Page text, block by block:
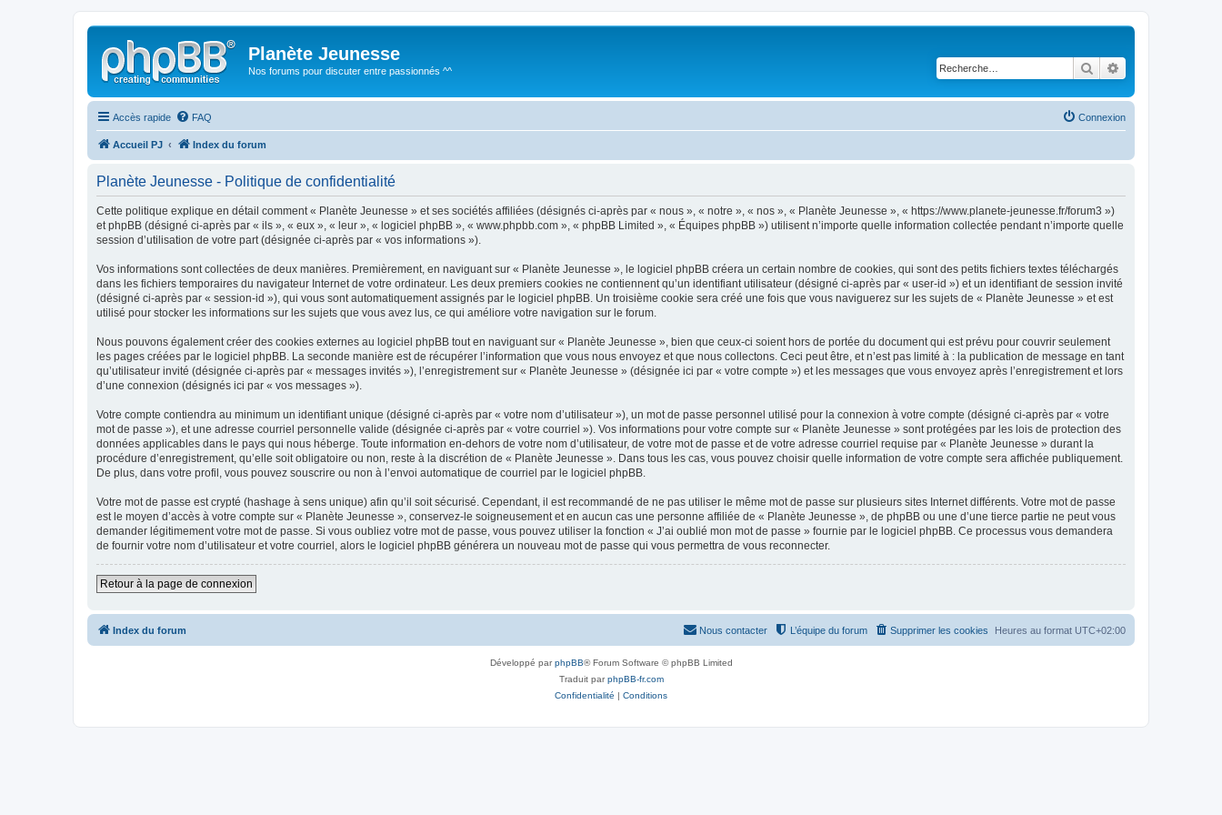
Planète Jeunesse
Nos forums pour discuter entre passionnés ^^ Rechercher
Accès rapide FAQ Connexion
Accueil PJ Index du forum
Planète Jeunesse - Politique de confidentialité
Cette politique explique en détail comment « Planète Jeunesse » et ses sociétés affiliées (désignés ci-après par « nous », « notre », « nos », « Planète Jeunesse », « https://www.planete-jeunesse.fr/forum3 »)
et phpBB (désigné ci-après par « ils », « eux », « leur », « logiciel phpBB », « www.phpbb.com », « phpBB Limited », « Équipes phpBB ») utilisent n’importe quelle information collectée pendant n’importe quelle
session d’utilisation de votre part (désignée ci-après par « vos informations »).
Vos informations sont collectées de deux manières. Premièrement, en naviguant sur « Planète Jeunesse », le logiciel phpBB créera un certain nombre de cookies, qui sont des petits fichiers textes téléchargés
dans les fichiers temporaires du navigateur Internet de votre ordinateur. Les deux premiers cookies ne contiennent qu’un identifiant utilisateur (désigné ci-après par « user-id ») et un identifiant de session invité
(désigné ci-après par « session-id »), qui vous sont automatiquement assignés par le logiciel phpBB. Un troisième cookie sera créé une fois que vous naviguerez sur les sujets de « Planète Jeunesse » et est
utilisé pour stocker les informations sur les sujets que vous avez lus, ce qui améliore votre navigation sur le forum.
Nous pouvons également créer des cookies externes au logiciel phpBB tout en naviguant sur « Planète Jeunesse », bien que ceux-ci soient hors de portée du document qui est prévu pour couvrir seulement
les pages créées par le logiciel phpBB. La seconde manière est de récupérer l’information que vous nous envoyez et que nous collectons. Ceci peut être, et n’est pas limité à : la publication de message en tant
qu’utilisateur invité (désignée ci-après par « messages invités »), l’enregistrement sur « Planète Jeunesse » (désignée ici par « votre compte ») et les messages que vous envoyez après l’enregistrement et lors
d’une connexion (désignés ici par « vos messages »).
Votre compte contiendra au minimum un identifiant unique (désigné ci-après par « votre nom d’utilisateur »), un mot de passe personnel utilisé pour la connexion à votre compte (désigné ci-après par « votre
mot de passe »), et une adresse courriel personnelle valide (désignée ci-après par « votre courriel »). Vos informations pour votre compte sur « Planète Jeunesse » sont protégées par les lois de protection des
données applicables dans le pays qui nous héberge. Toute information en-dehors de votre nom d’utilisateur, de votre mot de passe et de votre adresse courriel requise par « Planète Jeunesse » durant la
procédure d’enregistrement, qu’elle soit obligatoire ou non, reste à la discrétion de « Planète Jeunesse ». Dans tous les cas, vous pouvez choisir quelle information de votre compte sera affichée publiquement.
De plus, dans votre profil, vous pouvez souscrire ou non à l’envoi automatique de courriel par le logiciel phpBB.
Votre mot de passe est crypté (hashage à sens unique) afin qu’il soit sécurisé. Cependant, il est recommandé de ne pas utiliser le même mot de passe sur plusieurs sites Internet différents. Votre mot de passe
est le moyen d’accès à votre compte sur « Planète Jeunesse », conservez-le soigneusement et en aucun cas une personne affiliée de « Planète Jeunesse », de phpBB ou une d’une tierce partie ne peut vous
demander légitimement votre mot de passe. Si vous oubliez votre mot de passe, vous pouvez utiliser la fonction « J’ai oublié mon mot de passe » fournie par le logiciel phpBB. Ce processus vous demandera
de fournir votre nom d’utilisateur et votre courriel, alors le logiciel phpBB générera un nouveau mot de passe qui vous permettra de vous reconnecter.
Retour à la page de connexion
Index du forum Heures au format UTC+02:00
Supprimer les cookies
L’équipe du forum
Nous contacter
Développé parphpBB® Forum Software © phpBB Limited
Traduit parphpBB-fr.com
Confidentialité | Conditions